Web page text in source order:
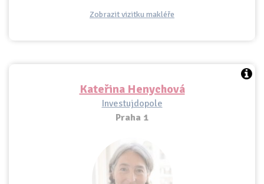
Zobrazit vizitku makléře
Kateřina Henychová
Investujdopole
Praha 1